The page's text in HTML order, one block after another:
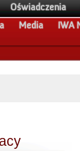
Oświadczenia
Media IWA